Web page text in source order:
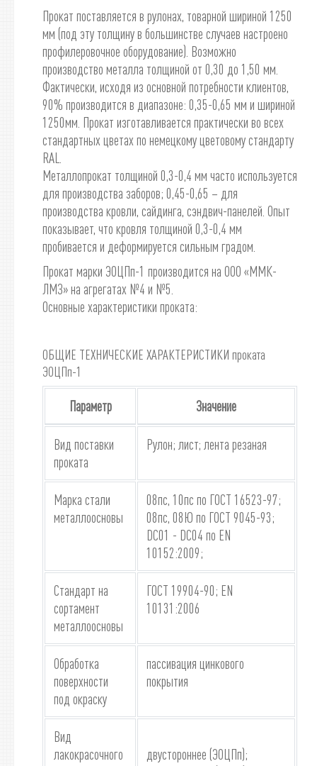
Прокат поставляется в рулонах, товарной шириной 1250
мм (под эту толщину в большинстве случаев настроено
профилеровочное оборудование). Возможно
производство металла толщиной от 0,30 до 1,50 мм.
Фактически, исходя из основной потребности клиентов,
90% производится в диапазоне: 0,35-0,65 мм и шириной
1250мм. Прокат изготавливается практически во всех
стандартных цветах по немецкому цветовому стандарту
RAL.
Металлопрокат толщиной 0,3-0,4 мм часто используется
для производства заборов; 0,45-0,65 – для
производства кровли, сайдинга, сэндвич-панелей. Опыт
показывает, что кровля толщиной 0,3-0,4 мм
пробивается и деформируется сильным градом.
Прокат марки ЭОЦПп-1 производится на ООО «ММК-
ЛМЗ» на агрегатах №4 и №5.
Основные характеристики проката:
ОБЩИЕ ТЕХНИЧЕСКИЕ ХАРАКТЕРИСТИКИ проката
ЭОЦПп-1
Параметр Значение
Вид поставки
проката
Рулон; лист; лента резаная
Марка стали
металлоосновы
08пс, 10пс по ГОСТ 16523-97;
08пс, 08Ю по ГОСТ 9045-93;
DC01 - DC04 по EN
10152:2009;
Стандарт на
сортамент
металлоосновы
ГОСТ 19904-90; EN
10131:2006
Обработка
поверхности
под окраску
пассивация цинкового
покрытия
Вид
лакокрасочного
двустороннее (ЭОЦПп);